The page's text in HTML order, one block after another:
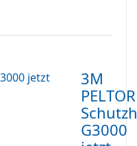
3M
PELTOR
G3000